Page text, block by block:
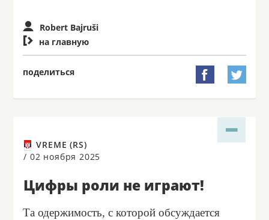
Robert Bajruši
 на главную
поделиться  
VREME (RS)
/ 02 ноября 2025
Цифры роли не играют!
Та одержимость, с которой обсуждается